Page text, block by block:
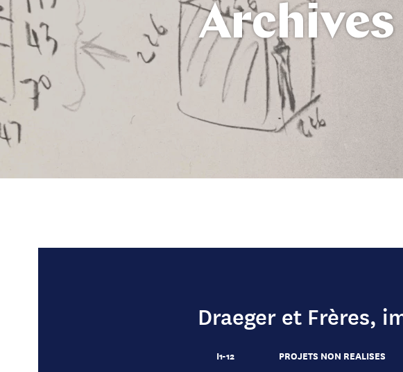
Archives
Draeger et Frères,
I1-12
PROJETS NON REALISES